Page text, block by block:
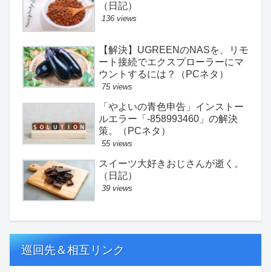
（日記）
136 views
【解決】UGREENのNASを、リモ
ート接続でエクスプローラーにマ
ウントするには？（PCネタ）
75 views
「やよいの青色申告」インストー
ルエラー「-858993460」の解決
策。（PCネタ）
55 views
スイーツ大好きおじさんが逝く。
（日記）
39 views
巡回先＆相互リンク